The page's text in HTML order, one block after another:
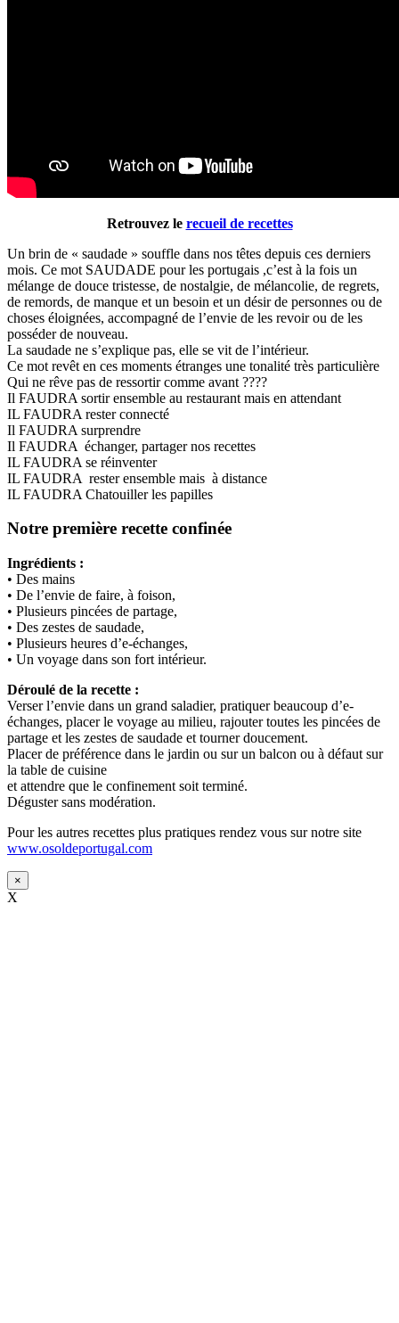
Retrouvez le recueil de recettes
Un brin de « saudade » souffle dans nos têtes depuis ces derniers
mois. Ce mot SAUDADE pour les portugais ,c’est à la fois un
mélange de douce tristesse, de nostalgie, de mélancolie, de regrets,
de remords, de manque et un besoin et un désir de personnes ou de
choses éloignées, accompagné de l’envie de les revoir ou de les
posséder de nouveau.
La saudade ne s’explique pas, elle se vit de l’intérieur.
Ce mot revêt en ces moments étranges une tonalité très particulière
Qui ne rêve pas de ressortir comme avant ????
Il FAUDRA sortir ensemble au restaurant mais en attendant
IL FAUDRA rester connecté
Il FAUDRA surprendre
Il FAUDRA échanger, partager nos recettes
IL FAUDRA se réinventer
IL FAUDRA rester ensemble mais à distance
IL FAUDRA Chatouiller les papilles
Notre première recette confinée
Ingrédients :
• Des mains
• De l’envie de faire, à foison,
• Plusieurs pincées de partage,
• Des zestes de saudade,
• Plusieurs heures d’e-échanges,
• Un voyage dans son fort intérieur.
Déroulé de la recette :
Verser l’envie dans un grand saladier, pratiquer beaucoup d’e-
échanges, placer le voyage au milieu, rajouter toutes les pincées de
partage et les zestes de saudade et tourner doucement.
Placer de préférence dans le jardin ou sur un balcon ou à défaut sur
la table de cuisine
et attendre que le confinement soit terminé.
Déguster sans modération.
Pour les autres recettes plus pratiques rendez vous sur notre site
www.osoldeportugal.com
×
X